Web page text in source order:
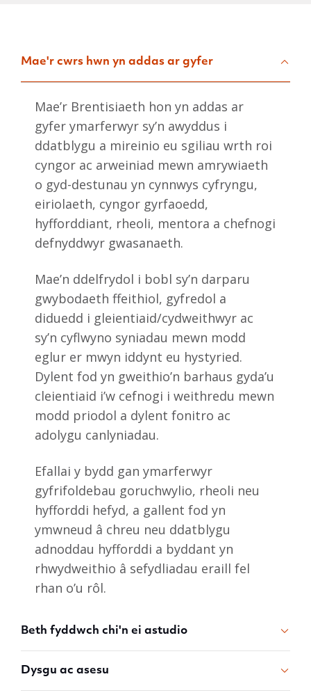
Mae'r cwrs hwn yn addas ar gyfer
Mae’r Brentisiaeth hon yn addas ar
gyfer ymarferwyr sy’n awyddus i
ddatblygu a mireinio eu sgiliau wrth roi
cyngor ac arweiniad mewn amrywiaeth
o gyd-destunau yn cynnwys cyfryngu,
eiriolaeth, cyngor gyrfaoedd,
hyfforddiant, rheoli, mentora a chefnogi
defnyddwyr gwasanaeth.
Mae’n ddelfrydol i bobl sy’n darparu
gwybodaeth ffeithiol, gyfredol a
diduedd i gleientiaid/cydweithwyr ac
sy’n cyflwyno syniadau mewn modd
eglur er mwyn iddynt eu hystyried.
Dylent fod yn gweithio’n barhaus gyda’u
cleientiaid i’w cefnogi i weithredu mewn
modd priodol a dylent fonitro ac
adolygu canlyniadau.
Efallai y bydd gan ymarferwyr
gyfrifoldebau goruchwylio, rheoli neu
hyfforddi hefyd, a gallent fod yn
ymwneud â chreu neu ddatblygu
adnoddau hyfforddi a byddant yn
rhwydweithio â sefydliadau eraill fel
rhan o’u rôl.
Beth fyddwch chi'n ei astudio
Dysgu ac asesu